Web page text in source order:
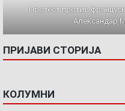
Протест против
Александар
ПРИЈАВИ СТОРИЈА
КОЛУМНИ